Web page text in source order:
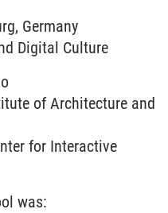
Germany
Digital Culture
of Architecture and
for Interactive
was: